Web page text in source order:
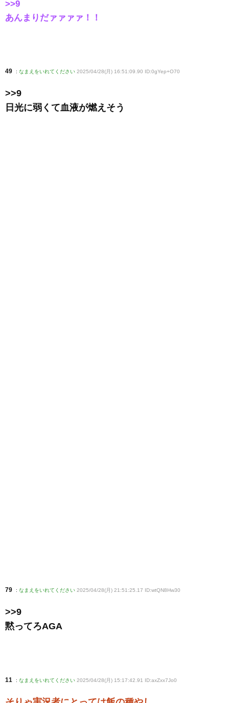
>>9
あんまりだァァァァ！！
49 : なまえをいれてください 2025/04/28(月) 16:51:09.90 ID:0gYep+O70
>>9
日光に弱くて血液が燃えそう
79 : なまえをいれてください 2025/04/28(月) 21:51:25.17 ID:wtQN8Hw30
>>9
黙ってろAGA
11 : なまえをいれてください 2025/04/28(月) 15:17:42.91 ID:axZxx7Jo0